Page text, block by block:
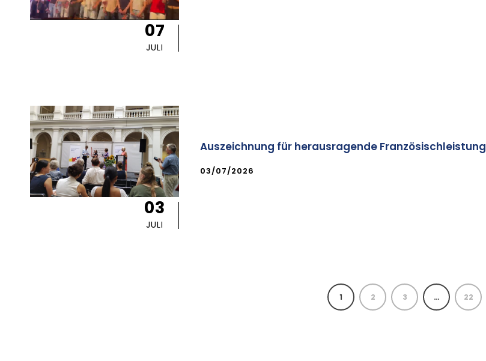
07
JULI
03
JULI
Auszeichnung für herausragende Französischleistung
03/07/2026
1 2 3 … 22